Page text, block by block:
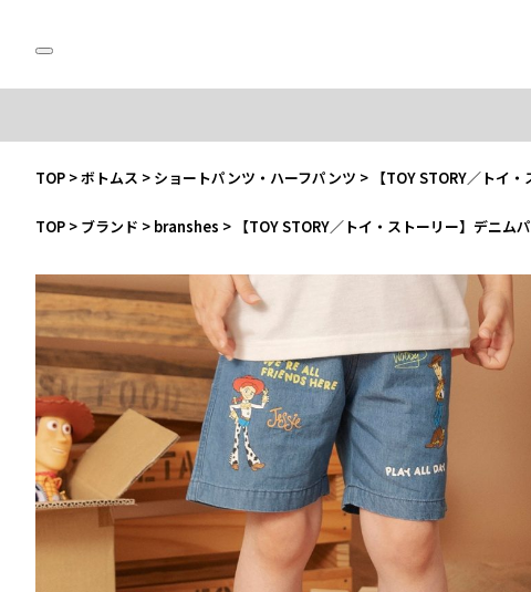
TOP >ボトムス > ショートパンツ・ハーフパンツ > 【TOY STORY／トイ
TOP > ブランド > branshes > 【TOY STORY／トイ・ストーリー】デニム